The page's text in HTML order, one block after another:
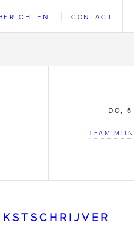
CONTACT
DO,
TEAM